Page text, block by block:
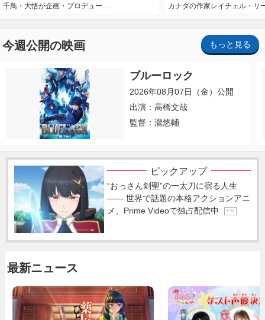
千鳥・大悟が企画・プロデュー…
カナダの作家レイチェル・リ
今週公開の映画 もっと見る
ブルーロック
2026年08月07日（金）公開
出演：高橋文哉
監督：瀧悠輔
ピックアップ
“おっさん剣聖”の一太刀に宿る人生
―― 世界で話題の本格アクションアニ
メ、Prime Videoで独占配信中
P R
最新ニュース